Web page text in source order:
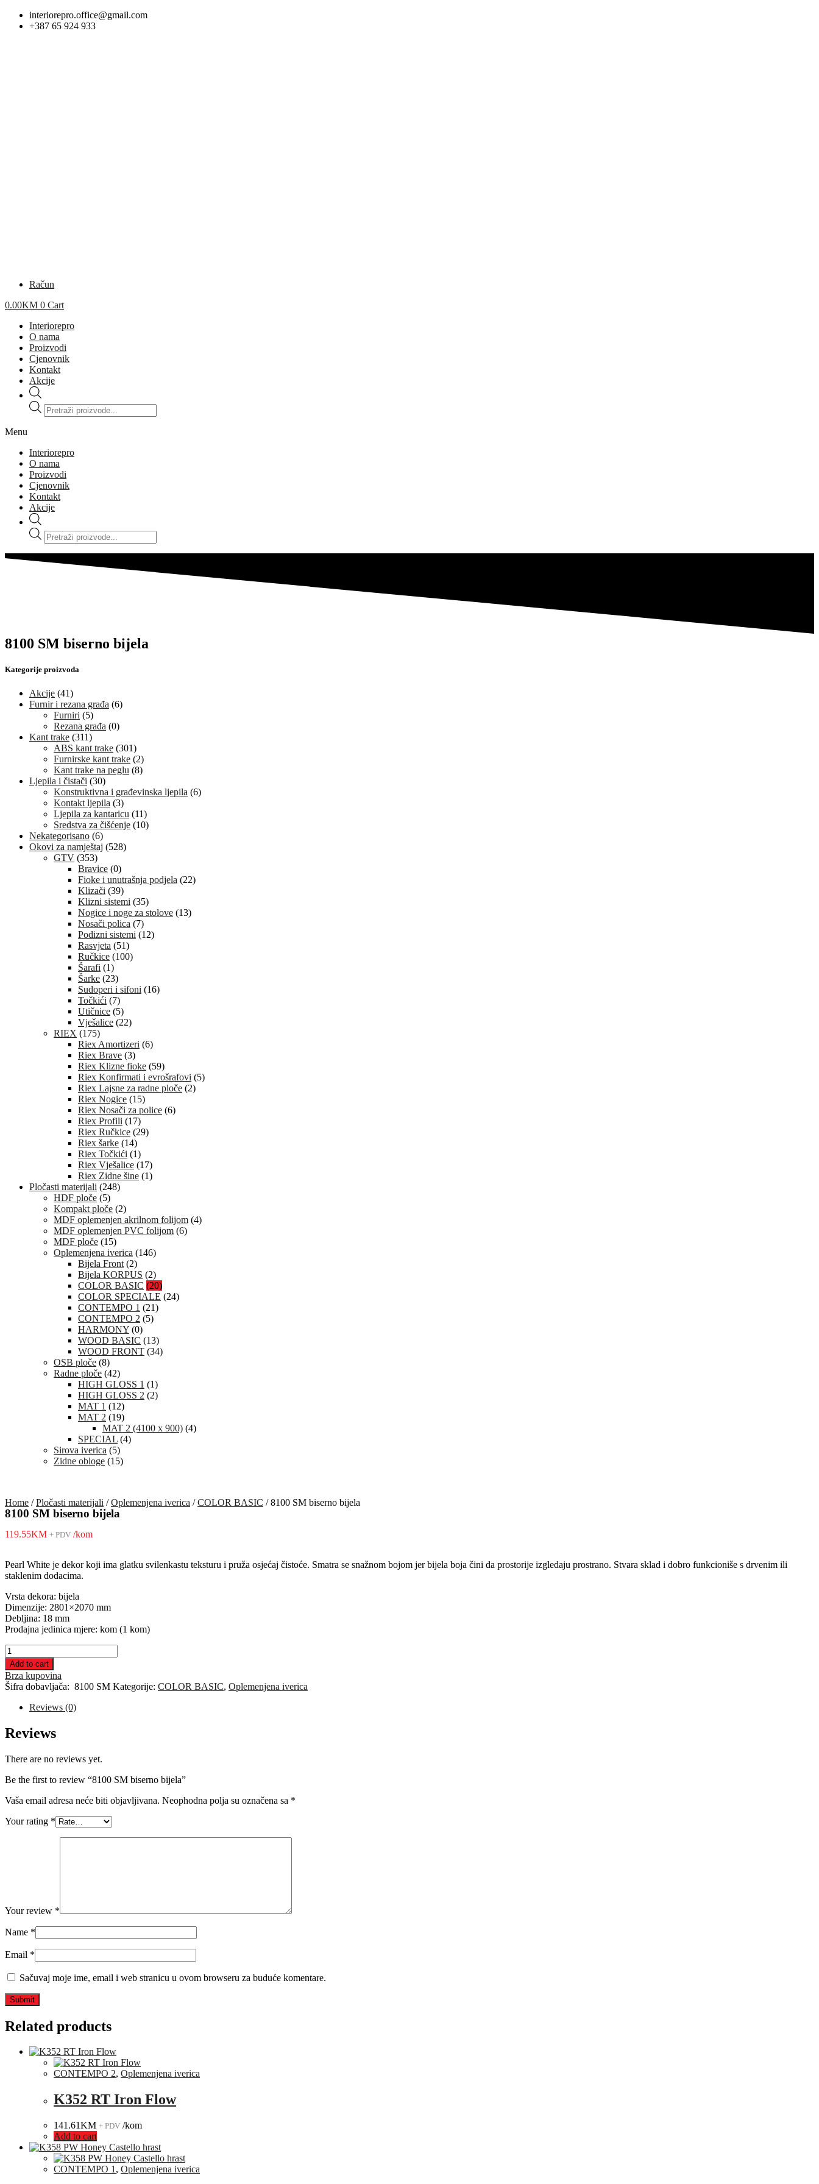
Skip
interiorepro.office@gmail.com
+387 65 924 933
Račun
0.00KM 0 Cart
Interiorepro
O nama
Proizvodi
Cjenovnik
Kontakt
Akcije
Products
search
Menu
Interiorepro
O nama
Proizvodi
Cjenovnik
Kontakt
Akcije
Products
search
8100 SM biserno bijela
Kategorije proizvoda
Akcije (41)
Furnir i rezana građa (6)
Furniri (5)
Rezana građa (0)
Kant trake (311)
ABS kant trake (301)
Furnirske kant trake (2)
Kant trake na peglu (8)
Ljepila i čistači (30)
Konstruktivna i građevinska ljepila (6)
Kontakt ljepila (3)
Ljepila za kantaricu (11)
Sredstva za čišćenje (10)
Nekategorisano (6)
Okovi za namještaj (528)
GTV (353)
Bravice (0)
Fioke i unutrašnja podjela (22)
Klizači (39)
Klizni sistemi (35)
Nogice i noge za stolove (13)
Nosači polica (7)
Podizni sistemi (12)
Rasvjeta (51)
Ručkice (100)
Šarafi (1)
Šarke (23)
Sudoperi i sifoni (16)
Točkići (7)
Utičnice (5)
Vješalice (22)
RIEX (175)
Riex Amortizeri (6)
Riex Brave (3)
Riex Klizne fioke (59)
Riex Konfirmati i evrošrafovi (5)
Riex Lajsne za radne ploče (2)
Riex Nogice (15)
Riex Nosači za police (6)
Riex Profili (17)
Riex Ručkice (29)
Riex šarke (14)
Riex Točkići (1)
Riex Vješalice (17)
Riex Zidne šine (1)
Pločasti materijali (248)
HDF ploče (5)
Kompakt ploče (2)
MDF oplemenjen akrilnom folijom (4)
MDF oplemenjen PVC folijom (6)
MDF ploče (15)
Oplemenjena iverica (146)
Bijela Front (2)
Bijela KORPUS (2)
COLOR BASIC (20)
COLOR SPECIALE (24)
CONTEMPO 1 (21)
CONTEMPO 2 (5)
HARMONY (0)
WOOD BASIC (13)
WOOD FRONT (34)
OSB ploče (8)
Radne ploče (42)
HIGH GLOSS 1 (1)
HIGH GLOSS 2 (2)
MAT 1 (12)
MAT 2 (19)
MAT 2 (4100 x 900) (4)
SPECIAL (4)
Sirova iverica (5)
Zidne obloge (15)
Home /Pločasti materijali /Oplemenjena iverica /COLOR BASIC / 8100 SM biserno bijela
8100 SM biserno bijela
119.55KM + PDV /kom
Pearl White je dekor koji ima glatku svilenkastu teksturu i pruža osjećaj čistoće. Smatra se snažnom bojom jer bijela boja čini da prostorije izgledaju prostrano. Stvara sklad i dobro funkcioniše s drvenim ili
staklenim dodacima.
Vrsta dekora: bijela
Dimenzije: 2801×2070 mm
Debljina: 18 mm
Prodajna jedinica mjere: kom (1 kom)
8100
SM
biserno
bijela
quantity
Add to cart
Brza kupovina
Šifra dobavljača: 8100 SM Kategorije: COLOR BASIC, Oplemenjena iverica
Reviews (0)
Reviews
There are no reviews yet.
Be the first to review “8100 SM biserno bijela”
Vaša email adresa neće biti objavljivana. Neophodna polja su označena sa *
Your rating *
Your review *
Name *
Email *
Sačuvaj moje ime, email i web stranicu u ovom browseru za buduće komentare.
Related products
CONTEMPO 2, Oplemenjena iverica
K352 RT Iron Flow
141.61KM + PDV /kom
Add to cart
CONTEMPO 1 , Oplemenjena iverica